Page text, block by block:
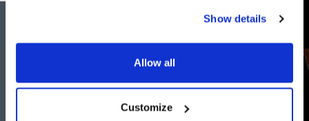
Show details
Allow all
Customize
TIES TALES - i singoli
racconti